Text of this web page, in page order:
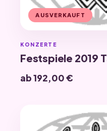
AUSVERKAUFT
KONZERTE
Festspiele 2019
ab 192,00 €